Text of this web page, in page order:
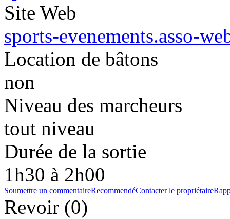
Site Web
sports-evenements.asso-
Location de bâtons
non
Niveau des marcheurs
tout niveau
Durée de la sortie
1h30 à 2h00
Soumettre un commentaireRecommendéContacter le propriétaire
Revoir (0)